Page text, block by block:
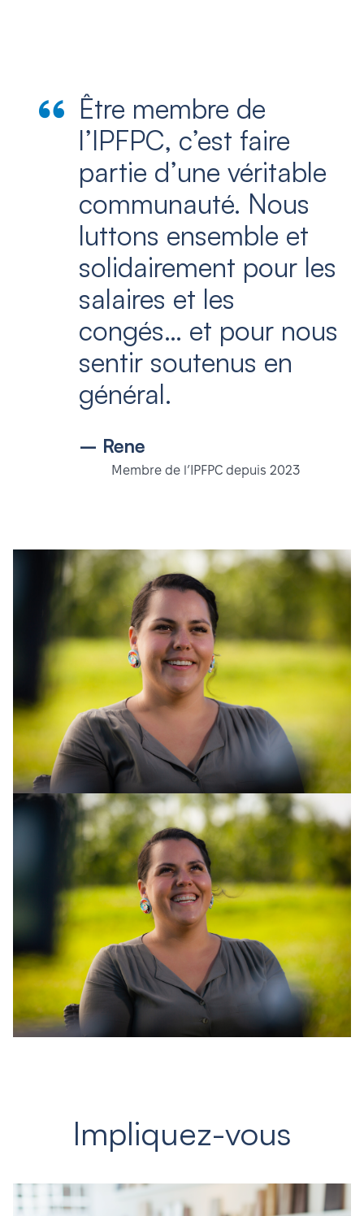
Être membre de
l’IPFPC, c’est faire
partie d’une véritable
communauté. Nous
luttons ensemble et
solidairement pour les
salaires et les
congés… et pour nous
sentir soutenus en
général.
– Rene
Membre de l’IPFPC depuis 2023
Impliquez-vous